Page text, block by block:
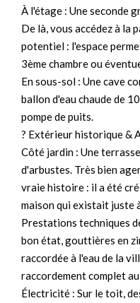
À l'étage : Une seconde
De là, vous accédez à la
potentiel : l'espace
3ème chambre ou
En sous-sol : Une cave
ballon d'eau chaude de
pompe de puits.
? Extérieur historique &
Côté jardin : Une
d'arbustes. Très bien
vraie histoire : il a été
maison qui existait juste
Prestations techniques
bon état, gouttières en
raccordée à l'eau de la
raccordement complet
Électricité : Sur le toit,